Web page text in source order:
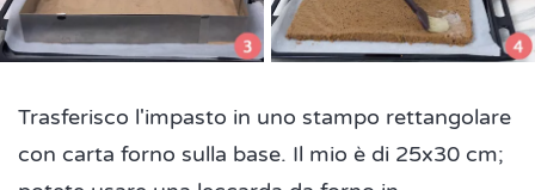
Trasferisco l'impasto in uno stampo rettangolare
con carta forno sulla base. Il mio è di 25x30 cm;